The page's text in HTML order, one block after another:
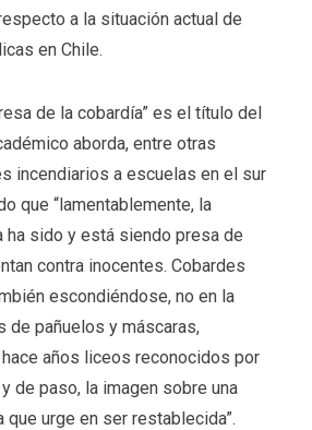
a la situación actual de
en Chile.
de la cobardía” es el título del
aborda, entre otras
incendiarios a escuelas en el sur
que “lamentablemente, la
ha sido y está siendo presa de
contra inocentes. Cobardes
escondiéndose, no en la
de pañuelos y máscaras,
años liceos reconocidos por
de paso, la imagen sobre una
que urge en ser restablecida”.